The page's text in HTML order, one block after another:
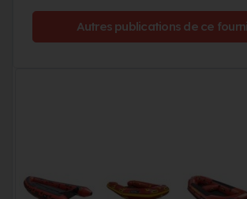
Autres publications de ce